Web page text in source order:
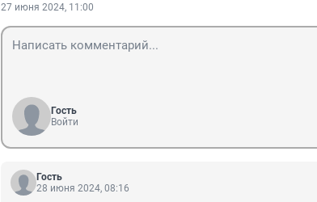
27 июня 2024, 11:00
Гость
Войти
Гость
28 июня 2024, 08:16